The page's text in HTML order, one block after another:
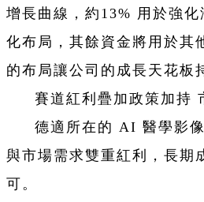
增長曲線，約13% 用於強
化布局，其餘資金將用於其
的布局讓公司的成長天花板
賽道紅利疊加政策加持
德適所在的 AI 醫學影
與市場需求雙重紅利，長期
可。